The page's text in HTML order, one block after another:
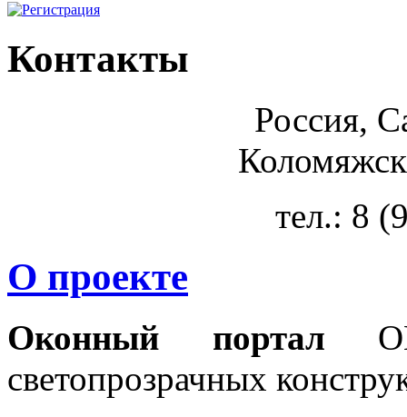
Контакты
Россия,
тел.: 8
О проекте
Оконный портал
светопрозрачных